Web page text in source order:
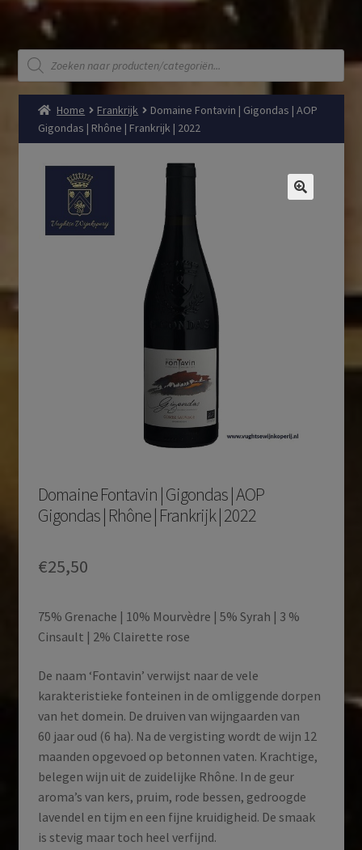
Producten
zoeken
Home Frankrijk
Domaine Fontavin | Gigondas | AOP
Gigondas | Rhône | Frankrijk | 2022
Domaine Fontavin | Gigondas | AOP
Gigondas | Rhône | Frankrijk | 2022
€25,50
75% Grenache | 10% Mourvèdre | 5% Syrah | 3 %
Cinsault | 2% Clairette rose
De naam ‘Fontavin’ verwijst naar de vele
karakteristieke fonteinen in de omliggende dorpen
van het domein. De druiven van wijngaarden van
60 jaar oud (6 ha). Na de vergisting wordt de wijn 12
maanden opgevoed op betonnen vaten. Krachtige,
belegen wijn uit de zuidelijke Rhône. In de geur
aroma’s van kers, pruim, rode bessen, gedroogde
lavendel en tijm en een fijne kruidigheid. De smaak
is stevig maar toch heel verfijnd.